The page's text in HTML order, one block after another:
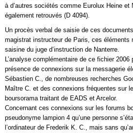
à d’autres sociétés comme Eurolux Heine et
également retrouvés (D 4094).
Un procès verbal de saisie de ces
magistrat instructeur de Paris, ces éléments
saisine du juge d’instruction de Nanterre.
L’analyse complémentaire de ce fichier
présence de connexions sur la messagerie
Sébastien C., de nombreuses recherches
Maître C. et des connexions fréquentes sur
boursorama traitant de EADS et Arcelor.
Concernant ces connexions sur les forums
pseudonyme lampion 4 qu’une personne
l’ordinateur de Frederik K. C., mais sans